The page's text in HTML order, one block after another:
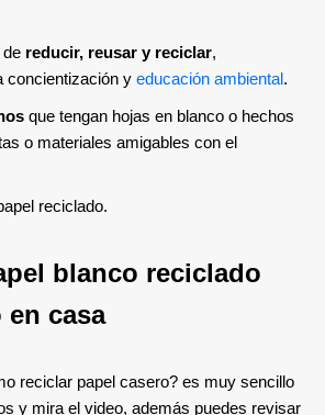
reducir, reusar y reciclar,
concientización y educación ambiental.
que tengan hojas en blanco o hechos
o materiales amigables con el
reciclado.
blanco reciclado
en casa
reciclar papel casero? es muy sencillo
y mira el video, además puedes revisar